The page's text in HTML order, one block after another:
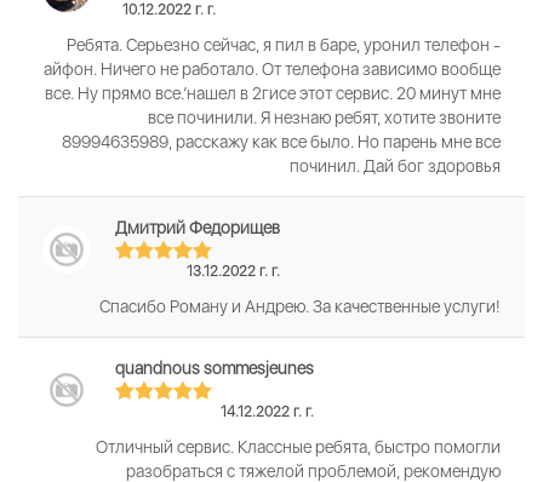
10.12.2022 г. г.
Ребята. Серьезно сейчас, я пил в баре, уронил телефон -
айфон. Ничего не работало. От телефона зависимо вообще
все. Ну прямо все.’нашел в 2гисе этот сервис. 20 минут мне
все починили. Я незнаю ребят, хотите звоните
89994635989, расскажу как все было. Но парень мне все
починил. Дай бог здоровья
Дмитрий Федорищев
13.12.2022 г. г.
Спасибо Роману и Андрею. За качественные услуги!
quandnous sommesjeunes
14.12.2022 г. г.
Отличный сервис. Классные ребята, быстро помогли
разобраться с тяжелой проблемой, рекомендую